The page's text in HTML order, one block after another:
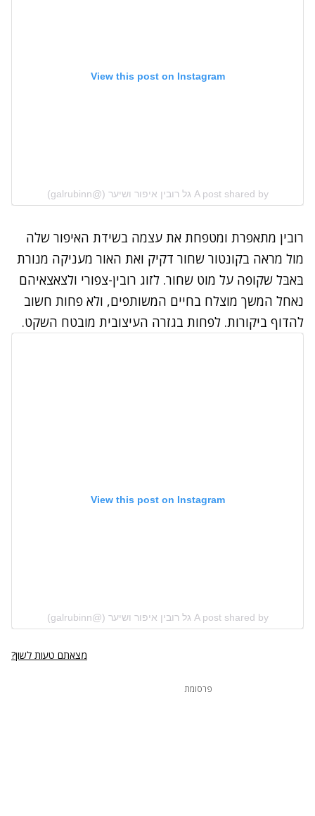
View this post on Instagram
A post shared by גל רובין איפור ושיער (@galrubinn)
רובין מתאפרת ומטפחת את עצמה בשידת האיפור שלה
מול מראה בקונטור שחור דקיק ואת האור מעניקה מנורת
בּאבּל שקופה על מוט שחור. לזוג רובין-צפורי ולצאצאיהם
נאחל המשך מוצלח בחיים המשותפים, ולא פחות חשוב
להדוף ביקורות. לפחות בגזרה העיצובית מובטח השקט.
View this post on Instagram
A post shared by גל רובין איפור ושיער (@galrubinn)
מצאתם טעות לשון?
פרסומת